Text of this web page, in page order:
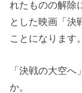
れたものの解除
とした映画「決
ことになります。
「決戦の大空
か。